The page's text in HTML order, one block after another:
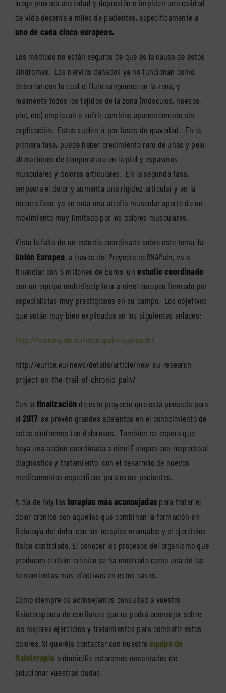
luego provoca ansiedad y depresión e impiden una calidad
de vida decente a miles de pacientes, específicamente a
uno de cada cinco europeos.
Los médicos no están seguros de que es la causa de estos
síndromes. Los nervios dañados ya no funcionan como
deberían con lo cual el flujo sanguíneo en la zona, y
realmente todos los tejidos de la zona (músculos, huesos,
piel, etc) empiezan a sufrir cambios aparentemente sin
explicación. Estos suelen ir por fases de gravedad. En la
primera fase, puede haber crecimiento raro de uñas y pelo,
alteraciones de temperatura en la piel y espasmos
musculares y dolores articulares. En la segunda fase,
empeora el dolor y aumenta una rigidez articular y en la
tercera fase, ya se nota una atrofia muscular aparte de un
movimiento muy limitado por los dolores musculares.
Visto la falta de un estudio coordinado sobre este tema, la
Unión Europea, a través del Proyecto ncRNAPain, va a
financiar con 6 millones de Euros, un estudio coordinado
con un equipo multidisciplinar a nivel europeo formado por
especialistas muy prestigiosos en su campo. Los objetivos
que están muy bien explicados en los siguientes enlaces:
http://ncrna-pain.eu/ncrnapain-approach/
http://eurice.eu/news/details/article/new-eu-research-
project-on-the-trail-of-chronic-pain/
Con la finalización de este proyecto que está pensada para
el 2017, se prevén grandes adelantos en el conocimiento de
estos síndromes tan dolorosos. También se espera que
haya una acción coordinada a nivel Europeo con respecto al
diagnostico y tratamiento, con el desarrollo de nuevos
medicamentos específicos para estos pacientes.
A día de hoy las terapias más aconsejadas para tratar el
dolor crónico son aquellas que combinan la formación en
fisiología del dolor con las terapias manuales y el ejercicios
físico controlado. El conocer los procesos del organismo que
producen el dolor crónico se ha mostrado como una de las
herramientas más efectivas en estos casos.
Como siempre os aconsejamos consultad a vuestro
fisioterapeuta de confianza que os podrá aconsejar sobre
los mejores ejercicios y tratamientos para combatir estos
dolores. Si queréis contactar con nuestroequipo de
fisioterapia a domicilio estaremos encantados de
solucionar vuestras dudas.